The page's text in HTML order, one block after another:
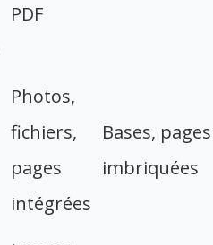
PDF
Photos,
fichiers,
pages
intégrées
Bases, pages
imbriquées